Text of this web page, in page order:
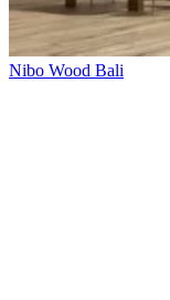
Nibo Wood Bali